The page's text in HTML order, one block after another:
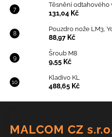
Těsnění odtahového
131,04 Kč
Pouzdro nože LM3,
88,97 Kč
Šroub M8
9,55 Kč
Kladivo KL
488,65 Kč
MALCOM CZ